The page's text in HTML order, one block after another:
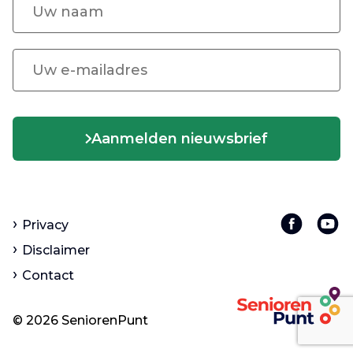
Aanmelden nieuwsbrief
Privacy
Disclaimer
Contact
© 2026 SeniorenPunt